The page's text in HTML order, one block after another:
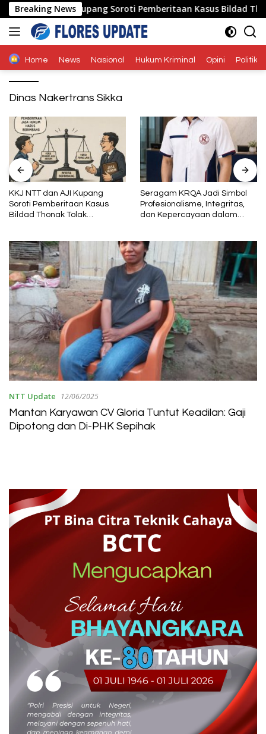
Langsung
ke
konten
Breaking News
dan AJI Kupang Soroti Pemberitaan Kasus Bildad Thonak
Home News Nasional Hukum Kriminal Opini Politik
Dinas Nakertrans Sikka
KKJ NTT dan AJI Kupang
Soroti Pemberitaan Kasus
Bildad Thonak Tolak
Seragam KRQA Jadi Simbol
Profesionalisme, Integritas,
dan Kepercayaan dalam
NTT Update 12/06/2025
Mantan Karyawan CV Gloria Tuntut Keadilan: Gaji
Dipotong dan Di-PHK Sepihak